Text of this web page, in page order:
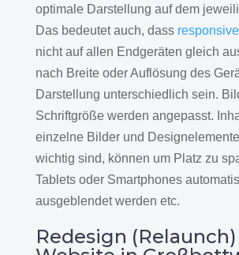
optimale Darstellung auf dem
Das bedeutet auch, dass
nicht auf allen Endgeräten gleich
nach Breite oder Auflösung des
Darstellung unterschiedlich sein.
Schriftgröße werden angepasst.
einzelne Bilder und
wichtig sind, können um Platz zu
Tablets oder Smartphones
ausgeblendet werden etc.
Redesign